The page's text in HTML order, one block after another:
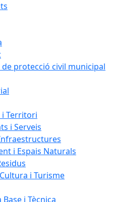
protecció civil municipal
Territori
i Serveis
i Espais Naturals
i Turisme
i Tècnica